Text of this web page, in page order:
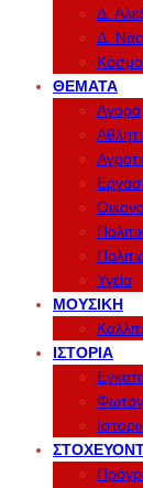
Δ.
Δ.
ΘΈΜΑΤΑ
Αγορά
Υγεία
ΜΟΥΣΙΚΉ
ΙΣΤΟΡΊΑ